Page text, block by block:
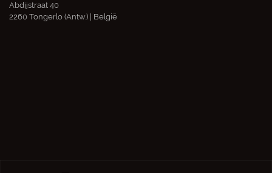
Abdijstraat 40
2260 Tongerlo (Antw.) | België